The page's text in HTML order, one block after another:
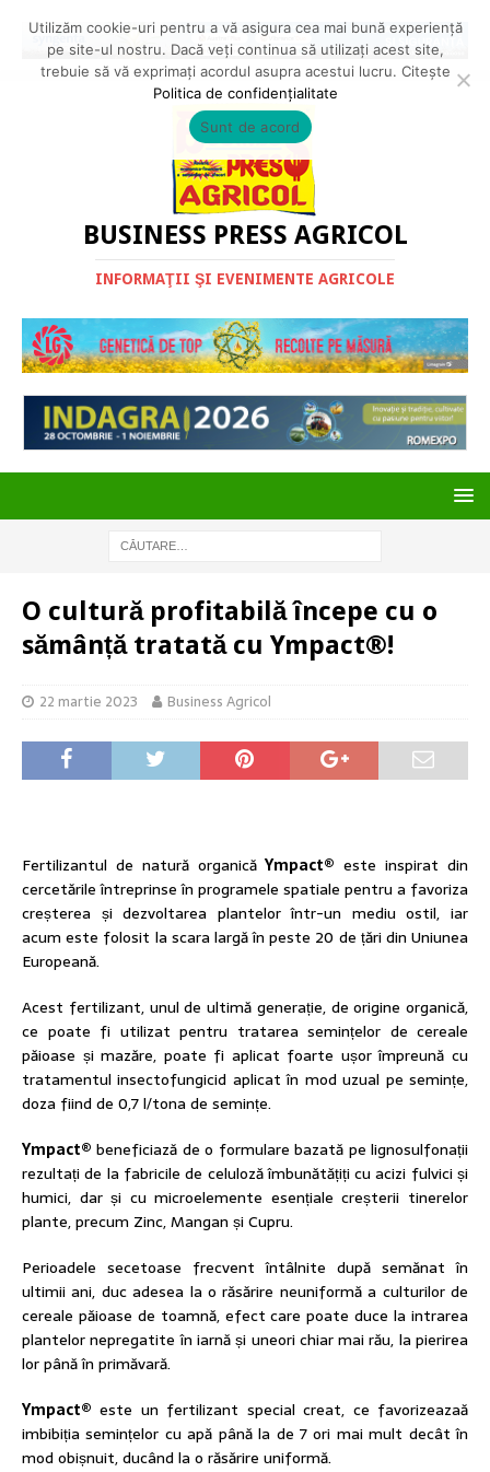
BUSINESS PRESS AGRICOL
INFORMAŢII ŞI EVENIMENTE AGRICOLE
O cultură profitabilă începe cu o
sămânță tratată cu Ympact®!
22 martie 2023 Business Agricol
Fertilizantul de natură organicăYmpact® este inspirat din
cercetările întreprinse în programele spatiale pentru a favoriza
creșterea și dezvoltarea plantelor într-un mediu ostil, iar
acum este folosit la scara largă în peste 20 de țări din Uniunea
Europeană.
Acest fertilizant, unul de ultimă generație, de origine organică,
ce poate fi utilizat pentru tratarea semințelor de cereale
păioase și mazăre, poate fi aplicat foarte ușor împreună cu
tratamentul insectofungicid aplicat în mod uzual pe semințe,
doza fiind de 0,7 l/tona de semințe.
Ympact® beneficiază de o formulare bazată pe lignosulfonații
rezultați de la fabricile de celuloză îmbunătățiți cu acizi fulvici și
humici, dar și cu microelemente esențiale creșterii tinerelor
plante, precum Zinc, Mangan și Cupru.
Perioadele secetoase frecvent întâlnite după semănat în
ultimii ani, duc adesea la o răsărire neuniformă a culturilor de
cereale păioase de toamnă, efect care poate duce la intrarea
plantelor nepregatite în iarnă și uneori chiar mai rău, la pierirea
lor până în primăvară.
Ympact® este un fertilizant special creat, ce favorizeazaă
imbibiția semințelor cu apă până la de 7 ori mai mult decât în
mod obișnuit, ducând la o răsărire uniformă.
Utilizăm cookie-uri pentru a vă asigura cea mai bună experiență
pe site-ul nostru. Dacă veți continua să utilizați acest site,
trebuie să vă exprimați acordul asupra acestui lucru. Citește
Politica de confidențialitate
Sunt de acord